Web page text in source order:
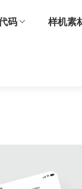
码 样机素